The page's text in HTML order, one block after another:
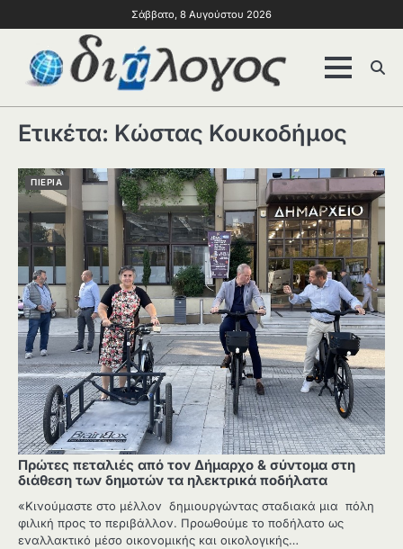
Σάββατο, 8 Αυγούστου 2026
Ετικέτα: Κώστας Κουκοδήμος
ΠΙΕΡΙΑ
Πρώτες πεταλιές από τον Δήμαρχο & σύντομα στη
διάθεση των δημοτών τα ηλεκτρικά ποδήλατα
«Κινούμαστε στο μέλλον δημιουργώντας σταδιακά μια πόλη
φιλική προς το περιβάλλον. Προωθούμε το ποδήλατο ως
εναλλακτικό μέσο οικονομικής και οικολογικής…